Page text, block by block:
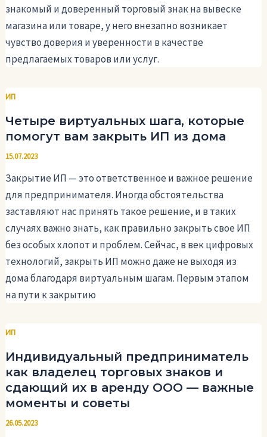
знакомый и доверенный торговый знак на вывеске
магазина или товаре, у него внезапно возникает
чувство доверия и уверенности в качестве
предлагаемых товаров или услуг.
ИП
Четыре виртуальных шага, которые
помогут вам закрыть ИП из дома
15.07.2023
Закрытие ИП — это ответственное и важное решение
для предпринимателя. Иногда обстоятельства
заставляют нас принять такое решение, и в таких
случаях важно знать, как правильно закрыть свое ИП
без особых хлопот и проблем. Сейчас, в век цифровых
технологий, закрыть ИП можно даже не выходя из
дома благодаря виртуальным шагам. Первым этапом
на пути к закрытию
ИП
Индивидуальный предприниматель
как владелец торговых знаков и
сдающий их в аренду ООО — важные
моменты и советы
26.05.2023